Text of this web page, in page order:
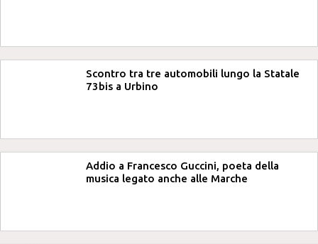
Scontro tra tre automobili lungo la Statale
73bis a Urbino
Addio a Francesco Guccini, poeta della
musica legato anche alle Marche